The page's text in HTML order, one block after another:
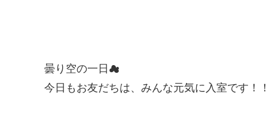
曇り空の一日☁
今日もお友だちは、みんな元気に入室です！！